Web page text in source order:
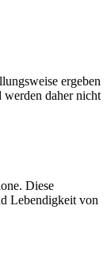
ergeben
werden daher nicht
Diese
Lebendigkeit von